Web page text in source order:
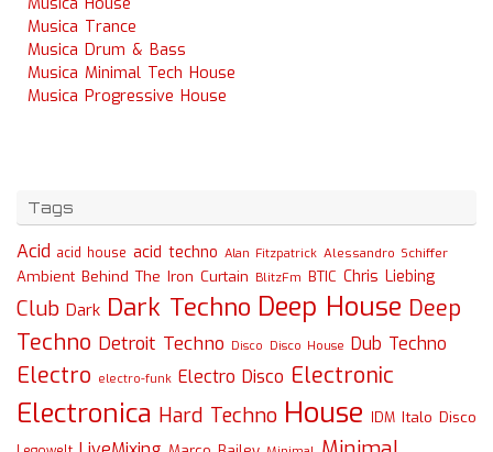
Musica Trance
Musica Drum & Bass
Musica Minimal Tech House
Musica Progressive House
Tags
Acid acid house acid techno Alan Fitzpatrick Alessandro Schiffer
Ambient Behind The Iron Curtain BlitzFm BTIC Chris Liebing
Club Dark Dark Techno Deep House Deep
Techno Detroit Techno Disco Disco House Dub Techno
Electro electro-funk Electro Disco Electronic
Electronica Hard Techno House IDM Italo Disco